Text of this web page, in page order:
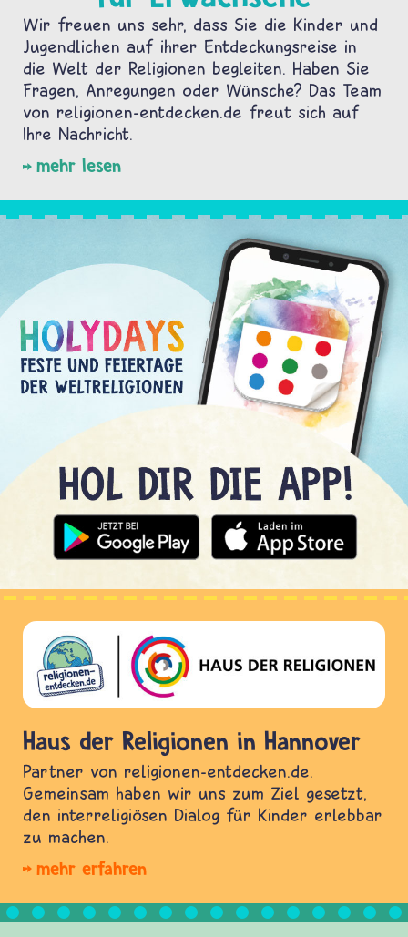
Wir freuen uns sehr, dass Sie die Kinder und
Jugendlichen auf ihrer Entdeckungsreise in
die Welt der Religionen begleiten. Haben Sie
Fragen, Anregungen oder Wünsche? Das Team
von religionen-entdecken.de freut sich auf
Ihre Nachricht.
mehr lesen
Haus der Religionen in Hannover
Partner von religionen-entdecken.de.
Gemeinsam haben wir uns zum Ziel gesetzt,
den interreligiösen Dialog für Kinder erlebbar
zu machen.
mehr erfahren